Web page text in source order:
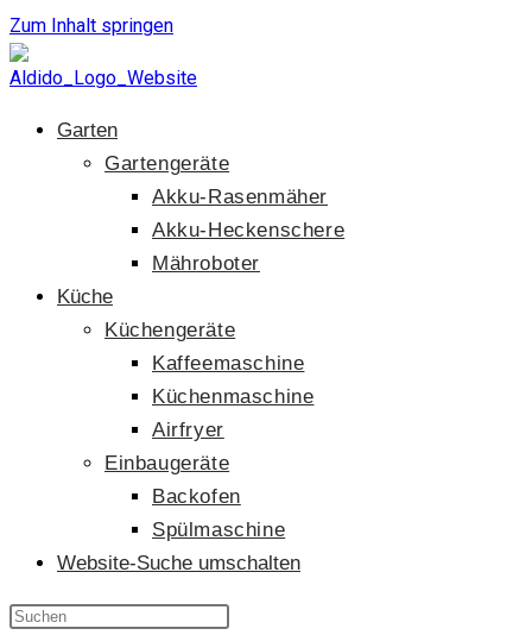
Zum Inhalt springen
Garten
Gartengeräte
Akku-Rasenmäher
Akku-Heckenschere
Mähroboter
Küche
Küchengeräte
Kaffeemaschine
Küchenmaschine
Airfryer
Einbaugeräte
Backofen
Spülmaschine
Website-Suche umschalten